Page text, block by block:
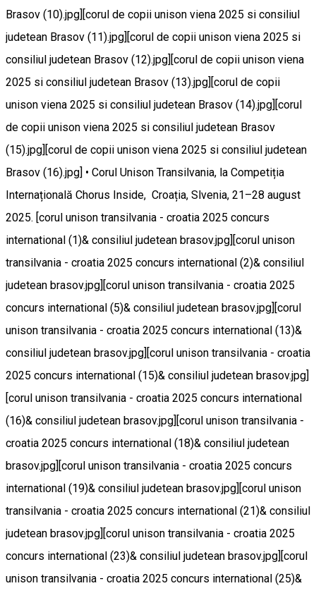
Brasov (10).jpg][corul de copii unison viena 2025 si consiliul
judetean Brasov (11).jpg][corul de copii unison viena 2025 si
consiliul judetean Brasov (12).jpg][corul de copii unison viena
2025 si consiliul judetean Brasov (13).jpg][corul de copii
unison viena 2025 si consiliul judetean Brasov (14).jpg][corul
de copii unison viena 2025 si consiliul judetean Brasov
(15).jpg][corul de copii unison viena 2025 si consiliul judetean
Brasov (16).jpg] • Corul Unison Transilvania, la Competiția
Internațională Chorus Inside, Croația, Slvenia, 21–28 august
2025. [corul unison transilvania - croatia 2025 concurs
international (1)& consiliul judetean brasov.jpg][corul unison
transilvania - croatia 2025 concurs international (2)& consiliul
judetean brasov.jpg][corul unison transilvania - croatia 2025
concurs international (5)& consiliul judetean brasov.jpg][corul
unison transilvania - croatia 2025 concurs international (13)&
consiliul judetean brasov.jpg][corul unison transilvania - croatia
2025 concurs international (15)& consiliul judetean brasov.jpg]
[corul unison transilvania - croatia 2025 concurs international
(16)& consiliul judetean brasov.jpg][corul unison transilvania -
croatia 2025 concurs international (18)& consiliul judetean
brasov.jpg][corul unison transilvania - croatia 2025 concurs
international (19)& consiliul judetean brasov.jpg][corul unison
transilvania - croatia 2025 concurs international (21)& consiliul
judetean brasov.jpg][corul unison transilvania - croatia 2025
concurs international (23)& consiliul judetean brasov.jpg][corul
unison transilvania - croatia 2025 concurs international (25)&